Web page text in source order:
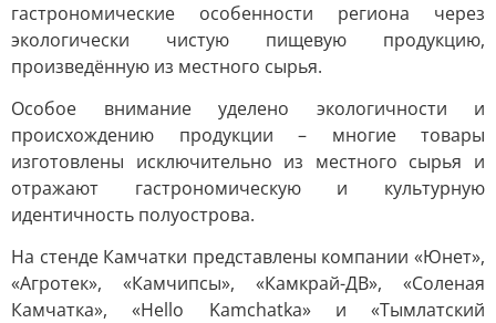
гастрономические особенности региона через
экологически чистую пищевую продукцию,
произведённую из местного сырья.
Особое внимание уделено экологичности и
происхождению продукции – многие товары
изготовлены исключительно из местного сырья и
отражают гастрономическую и культурную
идентичность полуострова.
На стенде Камчатки представлены компании «Юнет»,
«Агротек», «Камчипсы», «Камкрай-ДВ», «Соленая
Камчатка», «Hello Kamchatka» и «Тымлатский